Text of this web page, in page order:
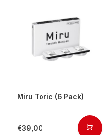
Miru Toric (6 Pack)
€39,00